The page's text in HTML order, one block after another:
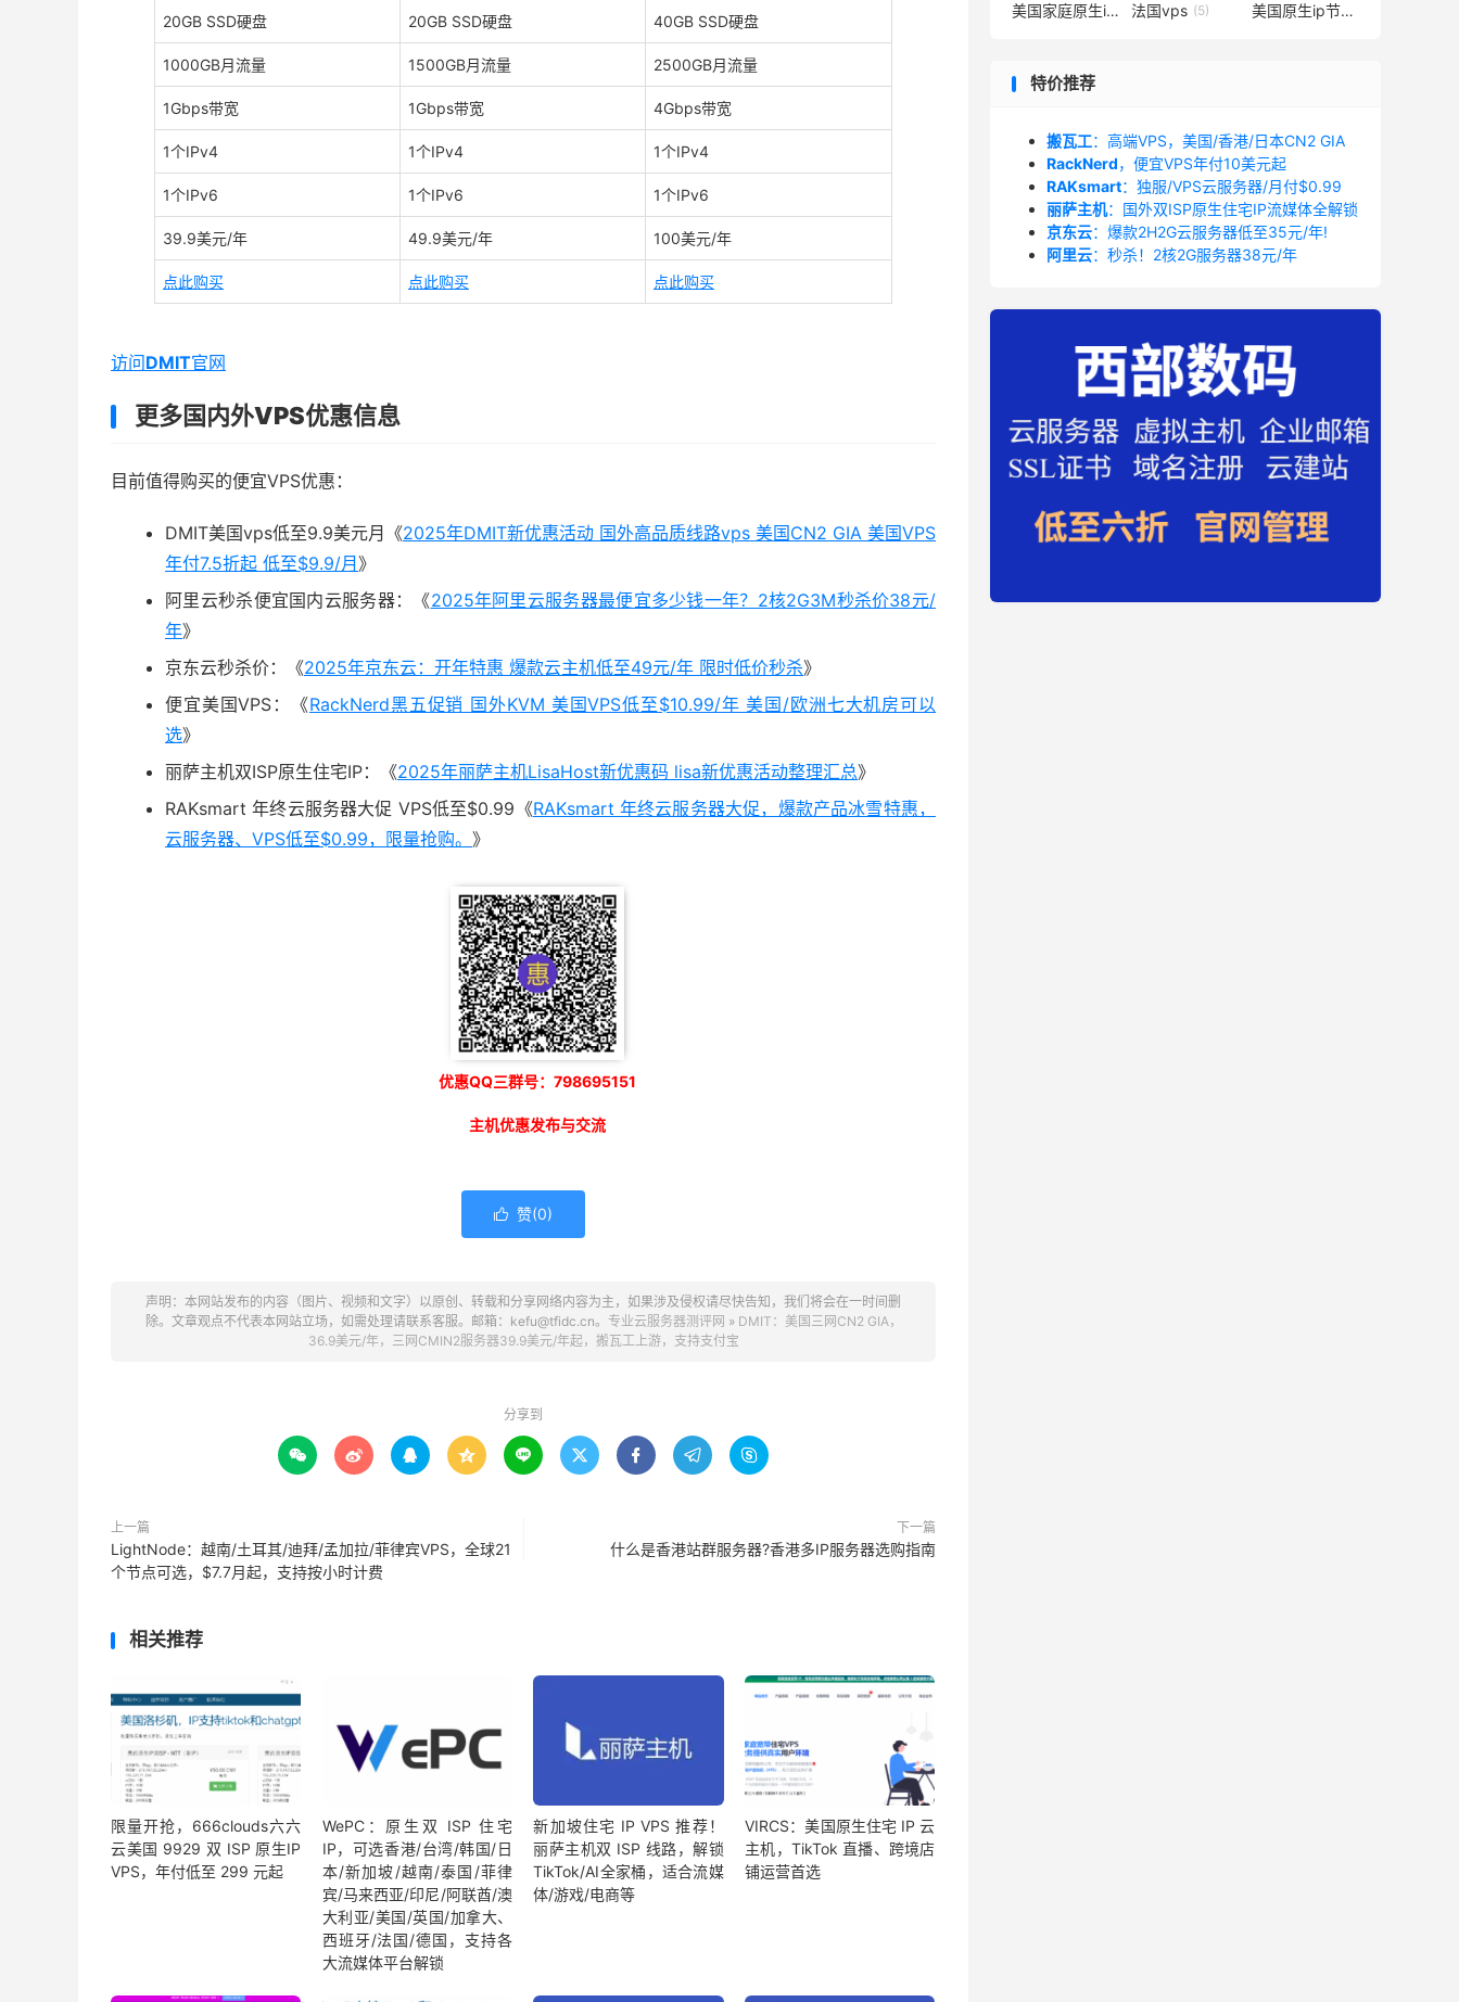
20GB SSD硬盘 20GB SSD硬盘 40GB SSD硬盘
1000GB月流量 1500GB月流量 2500GB月流量
1Gbps带宽 1Gbps带宽 4Gbps带宽
1个IPv4 1个IPv4 1个IPv4
1个IPv6 1个IPv6 1个IPv6
39.9美元/年 49.9美元/年 100美元/年
点此购买 点此购买 点此购买
访问DMIT官网
更多国内外VPS优惠信息
目前值得购买的便宜VPS优惠：
DMIT美国vps低至9.9美元月《2025年DMIT新优惠活动 国外高品质线路vps 美国CN2 GIA 美国VPS
年付7.5折起 低至$9.9/月 》
阿里云秒杀便宜国内云服务器：《2025年阿里云服务器最便宜多少钱一年？2核2G3M秒杀价38元/
年》
京东云秒杀价：《2025年京东云：开年特惠 爆款云主机低至49元/年 限时低价秒杀》
便宜美国VPS：《RackNerd黑五促销 国外KVM 美国VPS低至$10.99/年 美国/欧洲七大机房可以
选》
丽萨主机双ISP原生住宅IP：《2025年丽萨主机LisaHost新优惠码 lisa新优惠活动整理汇总》
RAKsmart 年终云服务器大促 VPS低至$0.99《RAKsmart 年终云服务器大促，爆款产品冰雪特惠，
云服务器、VPS低至$0.99，限量抢购。 》
优惠QQ三群号：798695151
主机优惠发布与交流
 赞(0)
声明：本网站发布的内容（图片、视频和文字）以原创、转载和分享网络内容为主，如果涉及侵权请尽快告知，我们将会在一时间删
除。文章观点不代表本网站立场，如需处理请联系客服。邮箱：kefu@tfidc.cn。 专业云服务器测评网 » DMIT：美国三网CN2 GIA，
36.9美元/年，三网CMIN2服务器39.9美元/年起，搬瓦工上游，支持支付宝
分享到
        
上一篇
LightNode：越南/土耳其/迪拜/孟加拉/菲律宾VPS，全球21
个节点可选，$7.7月起，支持按小时计费
下一篇
什么是香港站群服务器?香港多IP服务器选购指南
相关推荐
限量开抢，666clouds六六
云美国 9929 双 ISP 原生IP
VPS，年付低至 299 元起
WePC：原生双 ISP 住宅
IP，可选香港/台湾/韩国/日
本/新加坡/越南/泰国/菲律
宾/马来西亚/印尼/阿联酋/澳
大利亚/美国/英国/加拿大、
西班牙/法国/德国，支持各
大流媒体平台解锁
新加坡住宅 IP VPS 推荐！
丽萨主机双 ISP 线路，解锁
TikTok/AI全家桶，适合流媒
体/游戏/电商等
VIRCS：美国原生住宅 IP 云
主机，TikTok 直播、跨境店
铺运营首选
美国家庭原生ip (1)法国vps (5) 美国原生ip节点
特价推荐
搬瓦工：高端VPS，美国/香港/日本CN2 GIA
RackNerd，便宜VPS年付10美元起
RAKsmart：独服/VPS云服务器/月付$0.99
丽萨主机：国外双ISP原生住宅IP流媒体全解锁
京东云：爆款2H2G云服务器低至35元/年!
阿里云：秒杀！2核2G服务器38元/年